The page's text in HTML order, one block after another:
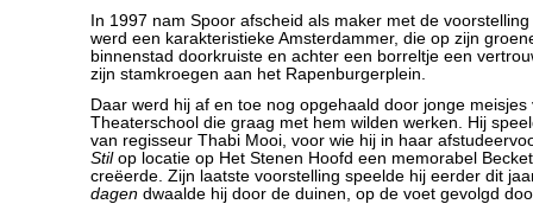
In 1997 nam Spoor afscheid als maker met de voorstelling
werd een karakteristieke Amsterdammer, die op zijn
binnenstad doorkruiste en achter een borreltje een
zijn stamkroegen aan het Rapenburgerplein.
Daar werd hij af en toe nog opgehaald door jonge meisjes
Theaterschool die graag met hem wilden werken. Hij
van regisseur Thabi Mooi, voor wie hij in haar
Stilop locatie op Het Stenen Hoofd een memorabel
creëerde. Zijn laatste voorstelling speelde hij eerder dit
dagen dwaalde hij door de duinen, op de voet gevolgd